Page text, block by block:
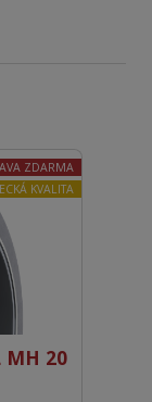
ZDARMA
KVALITA
MH 20